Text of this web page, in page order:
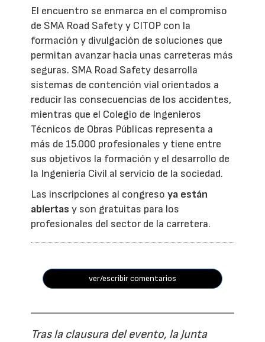
El encuentro se enmarca en el compromiso
de SMA Road Safety y CITOP con la
formación y divulgación de soluciones que
permitan avanzar hacia unas carreteras más
seguras. SMA Road Safety desarrolla
sistemas de contención vial orientados a
reducir las consecuencias de los accidentes,
mientras que el Colegio de Ingenieros
Técnicos de Obras Públicas representa a
más de 15.000 profesionales y tiene entre
sus objetivos la formación y el desarrollo de
la Ingeniería Civil al servicio de la sociedad.
Las inscripciones al congresoya están
abiertas y son gratuitas para los
profesionales del sector de la carretera.
ver/escribir comentarios
Tras la clausura del evento, la Junta